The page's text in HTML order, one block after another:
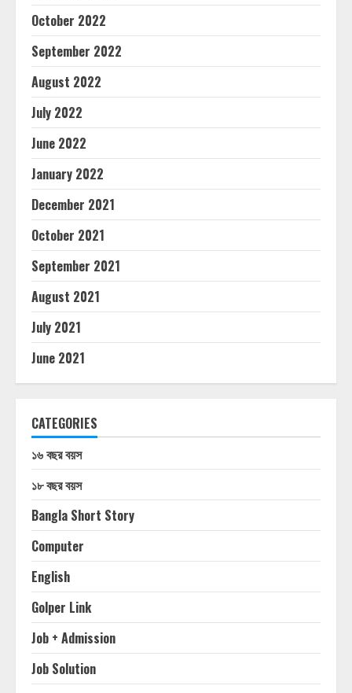
October 2022
September 2022
August 2022
July 2022
June 2022
January 2022
December 2021
October 2021
September 2021
August 2021
July 2021
June 2021
CATEGORIES
১৬ বছর বয়স
১৮ বছর বয়স
Bangla Short Story
Computer
English
Golper Link
Job + Admission
Job Solution